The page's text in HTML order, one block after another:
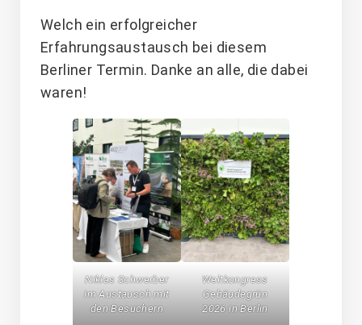
Welch ein erfolgreicher
Erfahrungsaustausch bei diesem
Berliner Termin. Danke an alle, die dabei
waren!
Niklas Schwerber
im Austausch mit
den Besuchern
Weltkongress
Gebäudegrün
2026 in Berlin